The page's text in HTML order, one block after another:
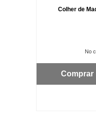
Colher de
No
Comprar